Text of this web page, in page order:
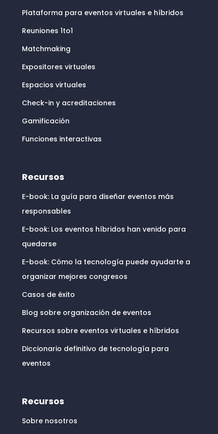
Plataforma para eventos virtuales e híbridos
Reuniones 1to1
Matchmaking
Expositores virtuales
Espacios virtuales
Check-in y acreditaciones
Gamificación
Funciones interactivas
Recursos
E-book: La guía para diseñar eventos más
responsables
E-book: Los eventos híbridos han venido para
quedarse
E-book: Cómo la tecnología puede ayudarte a
organizar mejores congresos
Casos de éxito
Blog sobre organización de eventos
Recursos sobre eventos virtuales e híbridos
Diccionario definitivo de tecnología para
eventos
Recursos
Sobre nosotros